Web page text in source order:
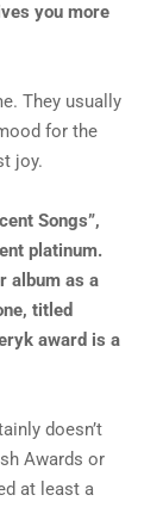
you more
They usually
for the
joy.
Songs”,
platinum.
album as a
titled
award is a
doesn’t
Awards or
at least a